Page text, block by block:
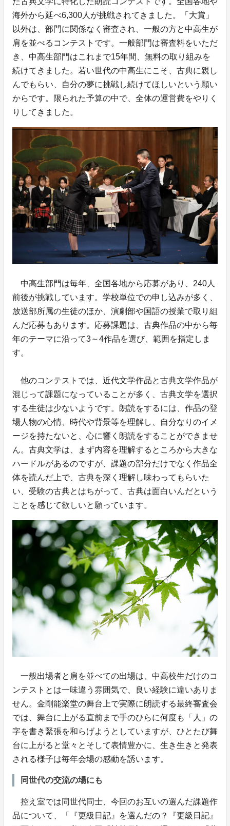
海外から延べ6,300人が挑戦されてきました。「大賞」
以外は、部門に関係なく審査され、一般の方と中高生が
肩を並べるコンテストです。一般部門は審査料をいただ
き、中高生部門はこれまで15年間、無料の取り組みを
続けてきました。若い世代の中高生にこそ、古典に親し
んでもらい、自分の夢に挑戦し続けてほしいという願い
からです。限られた予算の中で、全体の運営費をやりく
りしてきました。
中高生部門は毎年、全国各地から応募があり、240人
前後が挑戦しています。学校単位での申し込みが多く、
放送部所属の生徒のほか、演劇部や国語の授業で取り組
んだ応募もあります。応募課題は、古典作品の中から毎
年のテーマに沿って3～4作品を選び、範囲を指定しま
す。
他のコンテストでは、近代文学作品と古典文学作品が
混じって課題になっていることが多く、古典文学を選択
する生徒は少ないようです。朗読をするには、作品の登
場人物の心情、時代や背景等を理解し、自分なりのイメ
ージを持たないと、心に響く朗読をすることができませ
ん。古典文学は、まず内容を理解するところから大きな
ハードルがあるのですが、課題の部分だけでなく作品全
体を読んだ上で、古典を深く理解し味わってもらいた
い、受験の古典とはちがって、古典は面白いんだという
ことを感じて欲しいと願っています。
一般出場者と肩を並べての出場は、中高校生だけのコ
ンテストとは一味違う雰囲気で、良い経験に違いありま
せん。金剛能楽堂の舞台上で実際に朗読する最終審査会
では、舞台に上がる直前まで手のひらに何度も「人」の
字を書き緊張を和らげようとしていますが、ひとたび舞
台に上がると堂々とそして表情豊かに、生き生きと発表
される様子は毎年会場の感動を誘います。
同世代の交流の場にも
控え室では同世代同士、今回のお互いの選んだ課題作
品について、「『更級日記』を選んだの？『更級日記』